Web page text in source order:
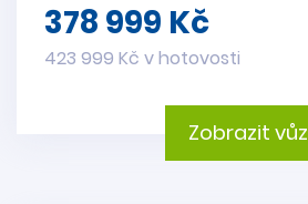
378 999 Kč
423 999 Kč v hotovosti
Zobrazit vůz